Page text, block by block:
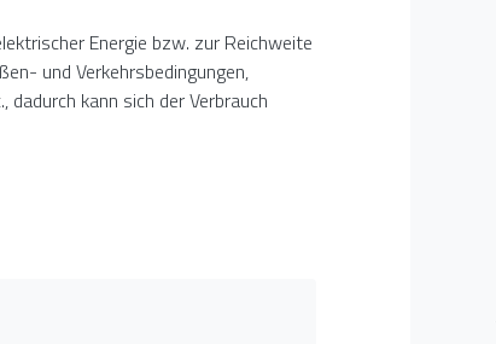
Energie bzw. zur Reichweite
und Verkehrsbedingungen,
kann sich der Verbrauch